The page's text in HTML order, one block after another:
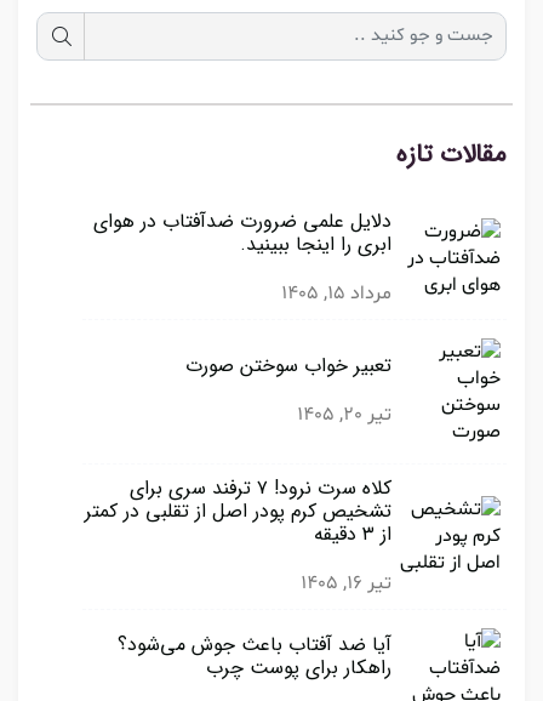
مقالات تازه
دلایل علمی ضرورت ضدآفتاب در هوای
ابری را اینجا ببینید.
مرداد 15, 1405
تعبیر خواب سوختن صورت
تیر 20, 1405
کلاه سرت نرود! ۷ ترفند سری برای
تشخیص کرم پودر اصل از تقلبی در کمتر
از ۳ دقیقه
تیر 16, 1405
آیا ضد آفتاب باعث جوش می‌شود؟
راهکار برای پوست چرب